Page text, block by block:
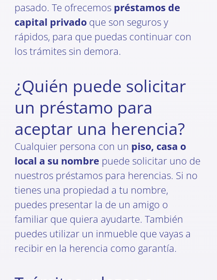
pasado. Te ofrecemos préstamos de
capital privadoque son seguros y
rápidos, para que puedas continuar con
los trámites sin demora.
¿Quién puede solicitar
un préstamo para
aceptar una herencia?
Cualquier persona con un piso, casa o
local a su nombre puede solicitar uno de
nuestros préstamos para herencias. Si no
tienes una propiedad a tu nombre,
puedes presentar la de un amigo o
familiar que quiera ayudarte. También
puedes utilizar un inmueble que vayas a
recibir en la herencia como garantía.